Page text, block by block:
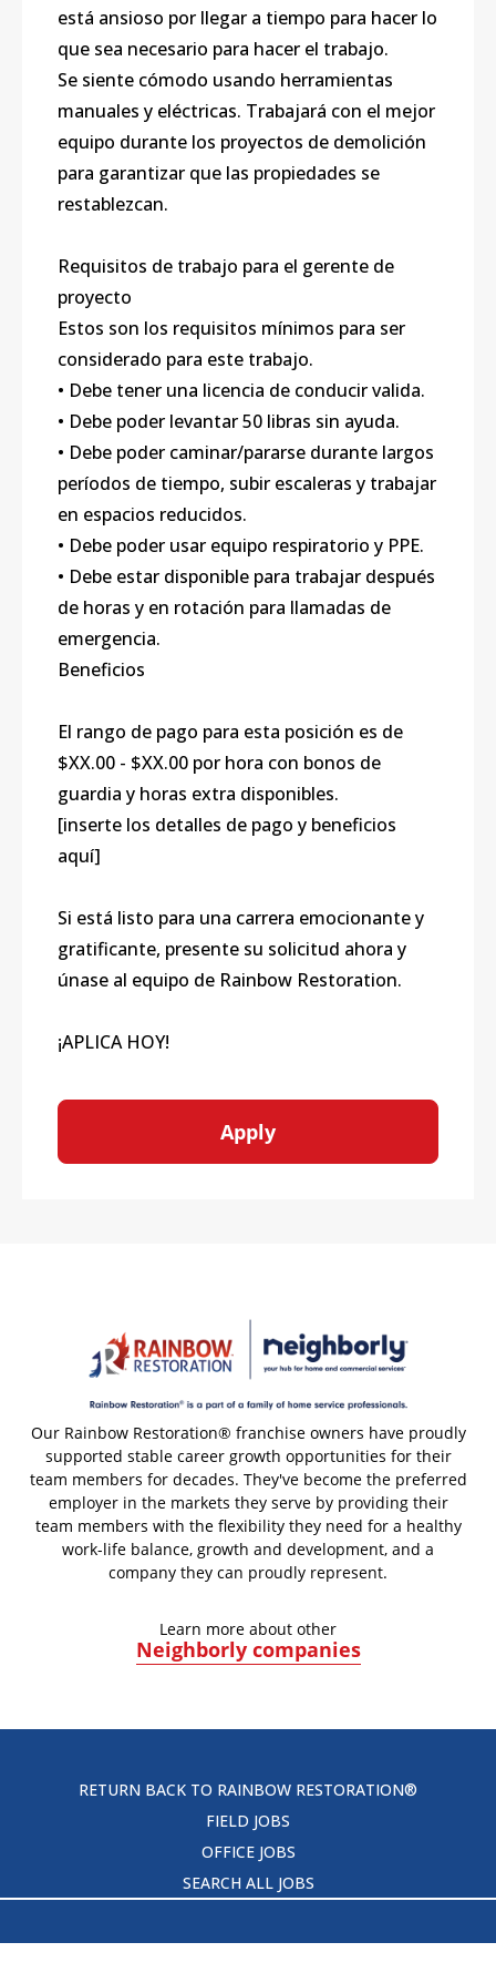
está ansioso por llegar a tiempo para hacer lo
que sea necesario para hacer el trabajo.
Se siente cómodo usando herramientas
manuales y eléctricas. Trabajará con el mejor
equipo durante los proyectos de demolición
para garantizar que las propiedades se
restablezcan.
Requisitos de trabajo para el gerente de
proyecto
Estos son los requisitos mínimos para ser
considerado para este trabajo.
• Debe tener una licencia de conducir valida.
• Debe poder levantar 50 libras sin ayuda.
• Debe poder caminar/pararse durante largos
períodos de tiempo, subir escaleras y trabajar
en espacios reducidos.
• Debe poder usar equipo respiratorio y PPE.
• Debe estar disponible para trabajar después
de horas y en rotación para llamadas de
emergencia.
Beneficios
El rango de pago para esta posición es de
$XX.00 - $XX.00 por hora con bonos de
guardia y horas extra disponibles.
[inserte los detalles de pago y beneficios
aquí]
Si está listo para una carrera emocionante y
gratificante, presente su solicitud ahora y
únase al equipo de Rainbow Restoration.
¡APLICA HOY!
Apply
Our Rainbow Restoration® franchise owners have proudly
supported stable career growth opportunities for their
team members for decades. They've become the preferred
employer in the markets they serve by providing their
team members with the flexibility they need for a healthy
work-life balance, growth and development, and a
company they can proudly represent.
Learn more about other
Neighborly companies
RETURN BACK TO RAINBOW RESTORATION®
FIELD JOBS
OFFICE JOBS
SEARCH ALL JOBS